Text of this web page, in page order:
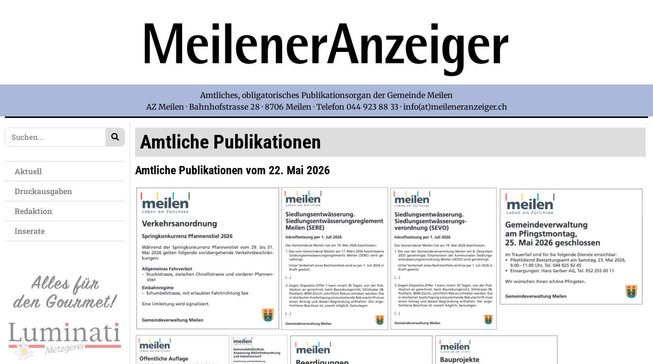
Amtliches, obligatorisches Publikationsorgan der Gemeinde Meilen
AZ Meilen · Bahnhofstrasse 28 · 8706 Meilen · Telefon 044 923 88 33 · info(at)meileneranzeiger.ch
Aktuell
Druckausgaben
Redaktion
Inserate
Amtliche Publikationen
Amtliche Publikationen vom 22. Mai 2026